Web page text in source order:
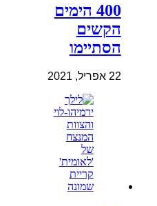
400 הימים
הקשים
הסתיימו
22 אפריל, 2021